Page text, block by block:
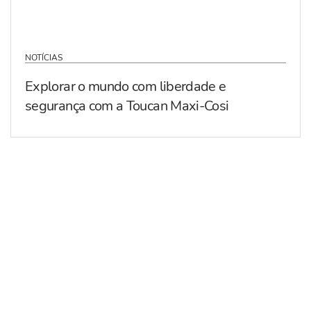
NOTÍCIAS
Explorar o mundo com liberdade e
segurança com a Toucan Maxi-Cosi